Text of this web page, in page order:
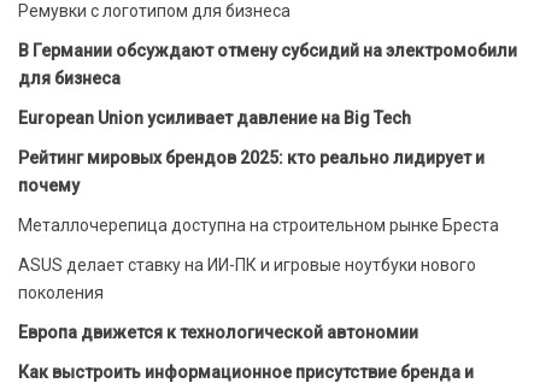
Ремувки с логотипом для бизнеса
В Германии обсуждают отмену субсидий на электромобили
для бизнеса
European Union усиливает давление на Big Tech
Рейтинг мировых брендов 2025: кто реально лидирует и
почему
Металлочерепица доступна на строительном рынке Бреста
ASUS делает ставку на ИИ-ПК и игровые ноутбуки нового
поколения
Европа движется к технологической автономии
Как выстроить информационное присутствие бренда и